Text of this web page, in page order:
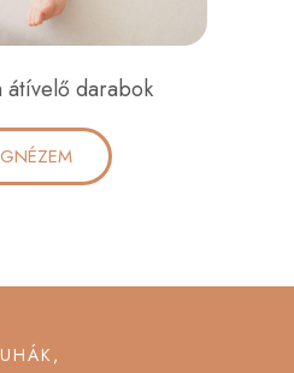
átívelő darabok